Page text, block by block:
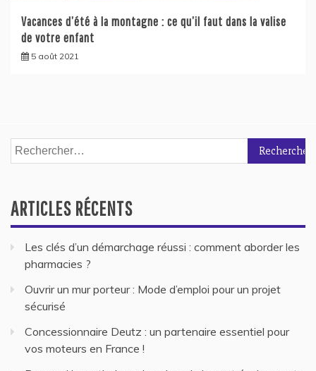
Vacances d’été à la montagne : ce qu’il faut dans la valise
de votre enfant
5 août 2021
Rechercher :
ARTICLES RÉCENTS
Les clés d’un démarchage réussi : comment aborder les
pharmacies ?
Ouvrir un mur porteur : Mode d’emploi pour un projet
sécurisé
Concessionnaire Deutz : un partenaire essentiel pour
vos moteurs en France !